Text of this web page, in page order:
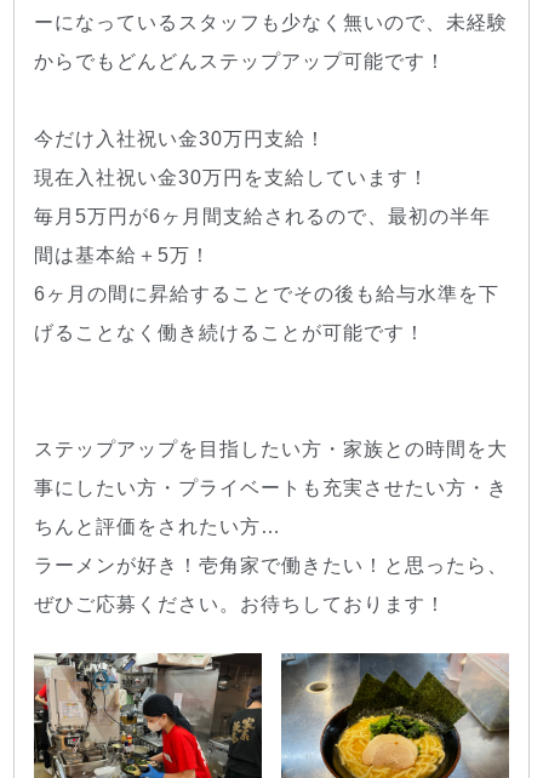
ーになっているスタッフも少なく無いので、未経験
からでもどんどんステップアップ可能です！
今だけ入社祝い金30万円支給！
現在入社祝い金30万円を支給しています！
毎月5万円が6ヶ月間支給されるので、最初の半年
間は基本給＋5万！
6ヶ月の間に昇給することでその後も給与水準を下
げることなく働き続けることが可能です！
ステップアップを目指したい方・家族との時間を大
事にしたい方・プライベートも充実させたい方・き
ちんと評価をされたい方…
ラーメンが好き！壱角家で働きたい！と思ったら、
ぜひご応募ください。お待ちしております！